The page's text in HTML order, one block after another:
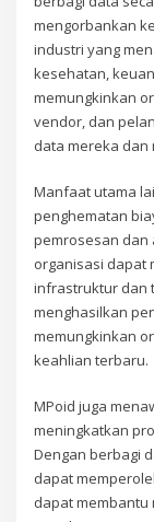
mengorbankan
industri yang
kesehatan,
memungkinkan
vendor, dan
data mereka dan
Manfaat utama
penghematan
pemrosesan dan
organisasi dapat
infrastruktur dan
menghasilkan
memungkinkan
keahlian terbaru.
MPoid juga
meningkatkan
Dengan berbagi
dapat
dapat